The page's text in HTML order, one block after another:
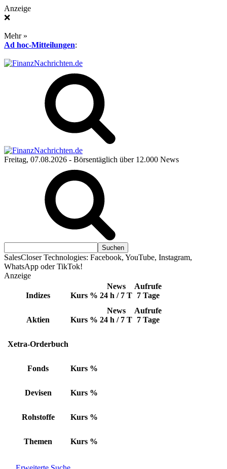
Anzeige
❌
Mehr »
Ad hoc-Mitteilungen:
Freitag, 07.08.2026 - Börsentäglich über 12.000 News
SalesCloser Technologies: Facebook, YouTube, Instagram,
WhatsApp oder TikTok!
Anzeige
Indizes Kurs %
News
24 h / 7 T
Aufrufe
7 Tage
Aktien Kurs %
News
24 h / 7 T
Aufrufe
7 Tage
Xetra-Orderbuch
Fonds Kurs %
Devisen Kurs %
Rohstoffe Kurs %
Themen Kurs %